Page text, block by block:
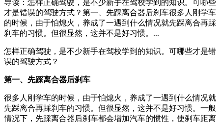
导读：怎样正确驾驶，是不少新手在驾校学到的知识。可哪些
才是错误的驾驶方式？第一、先踩离合器后刹车很多人刚学车
的时候，由于怕熄火，养成了一遇到什么情况就先踩离合再踩
刹车的习惯。但很显然，这并不是好习惯。...
怎样正确驾驶，是不少新手在驾校学到的知识。可哪些才是错
误的驾驶方式？
第一、先踩离合器后刹车
很多人刚学车的时候，由于怕熄火，养成了一遇到什么情况就
先踩离合再踩刹车的习惯。但很显然，这并不是好习惯。一般
情况下，先踩离合器后刹车都会增加汽车的惯性，使刹车距离